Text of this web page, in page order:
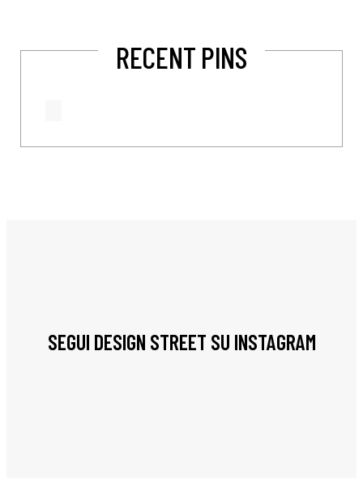
RECENT PINS
SEGUI DESIGN STREET SU INSTAGRAM